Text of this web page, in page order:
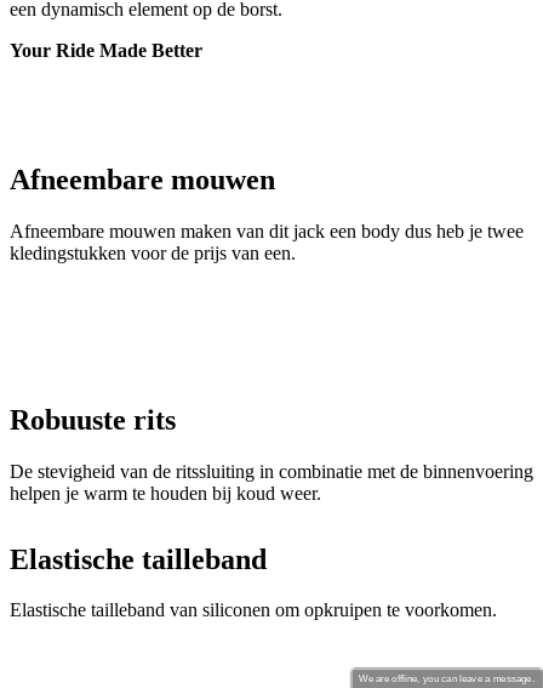
een dynamisch element op de borst.
Your Ride Made Better
Afneembare mouwen
Afneembare mouwen maken van dit jack een body dus heb je twee
kledingstukken voor de prijs van een.
Robuuste rits
De stevigheid van de ritssluiting in combinatie met de binnenvoering
helpen je warm te houden bij koud weer.
Elastische tailleband
Elastische tailleband van siliconen om opkruipen te voorkomen.
We are offline, you can leave a message.